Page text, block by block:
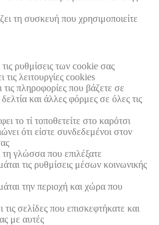
τη συσκευή που χρησιμοποιείτε
ρυθμίσεις των cookie σας
τις λειτουργίες cookies
πληροφορίες που βάζετε σε
και άλλες φόρμες σε όλες τις
το τί τοποθετείτε στο καρότσι
ότι είστε συνδεδεμένοι στον
γλώσσα που επιλέξατε
τις ρυθμίσεις μέσων κοινωνικής
την περιοχή και χώρα που
σελίδες που επισκεφτήκατε και
με αυτές